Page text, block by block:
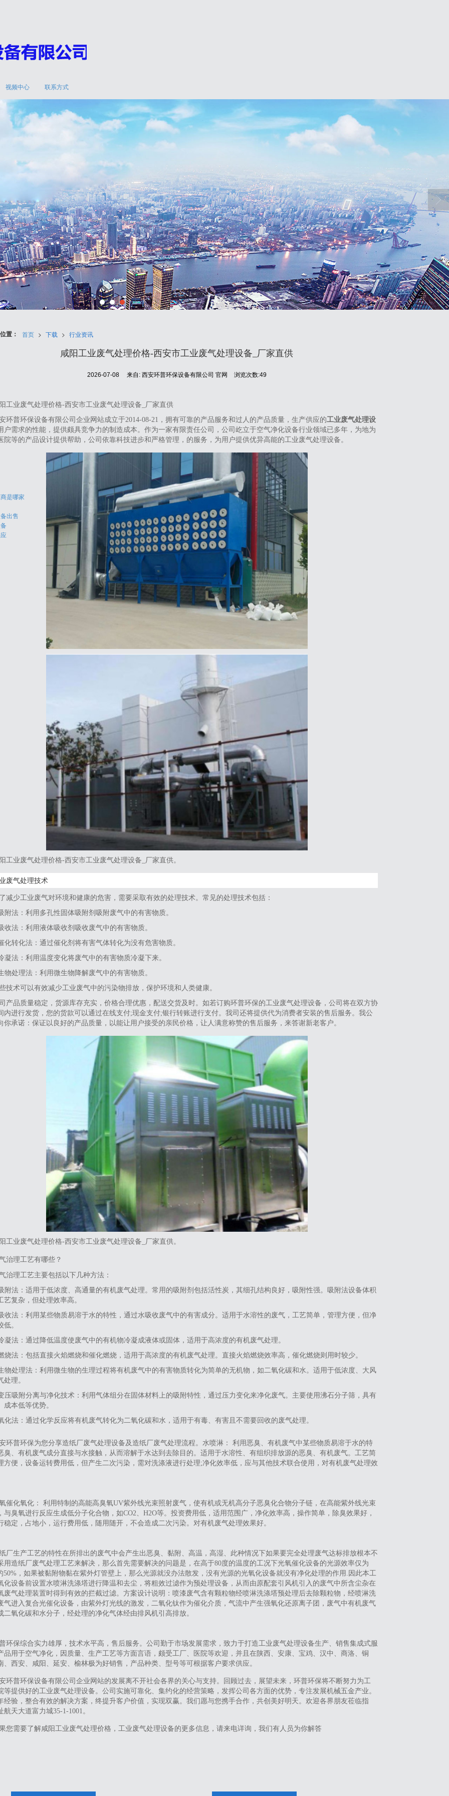
视频中心 联系方式
置： 首页 > 下载 > 行业资讯
咸阳工业废气处理价格-西安市工业废气处理设备_厂家直供
2026-07-08 来自: 西安环普环保设备有限公司 官网 浏览次数:49
工业废气处理价格-西安市工业废气处理设备_厂家直供
环普环保设备有限公司企业网站成立于2014-08-21，拥有可靠的产品服务和过人的产品质量，生产供应的工业废气处理设
户需求的性能，提供颇具竞争力的制造成本。作为一家有限责任公司，公司屹立于空气净化设备行业领域已多年，为地为
院等的产品设计提供帮助，公司依靠科技进步和严格管理，的服务，为用户提供优异高能的工业废气处理设备。
工业废气处理价格-西安市工业废气处理设备_厂家直供。
废气处理技术
减少工业废气对环境和健康的危害，需要采取有效的处理技术。常见的处理技术包括：
附法‌：利用多孔性固体吸附剂吸附废气中的有害物质。
收法‌：利用液体吸收剂吸收废气中的有害物质。
化转化法‌：通过催化剂将有害气体转化为没有危害物质。
凝法‌：利用温度变化将废气中的有害物质冷凝下来。
物处理法‌：利用微生物降解废气中的有害物质。
技术可以有效减少工业废气中的污染物排放，保护环境和人类健康‌。
产品质量稳定，货源库存充实，价格合理优惠，配送交货及时。如若订购环普环保的工业废气处理设备，公司将在双方协
内进行发货，您的货款可以通过在线支付;现金支付;银行转账进行支付。我司还将提供代为消费者安装的售后服务。我公
你承诺：保证以良好的产品质量，以能让用户接受的亲民价格，让人满意称赞的售后服务，来答谢新老客户。
工业废气处理价格-西安市工业废气处理设备_厂家直供。
治理工艺有哪些？
治理工艺主要包括以下几种方法‌：‌
附法‌：适用于低浓度、高通量的有机废气处理。常用的吸附剂包括活性炭，其细孔结构良好，吸附性强。吸附法设备体积
艺复杂，但处理效率高。
收法‌：利用某些物质易溶于水的特性，通过水吸收废气中的有害成分。适用于水溶性的废气，工艺简单，管理方便，但净
低。
凝法‌：通过降低温度使废气中的有机物冷凝成液体或固体，适用于高浓度的有机废气处理。
烧法‌：包括直接火焰燃烧和催化燃烧，适用于高浓度的有机废气处理。直接火焰燃烧效率高，催化燃烧则用时较少。
物处理法‌：利用微生物的生理过程将有机废气中的有害物质转化为简单的无机物，如二氧化碳和水。适用于低浓度、大风
处理。
压吸附分离与净化技术‌：利用气体组分在固体材料上的吸附特性，通过压力变化来净化废气。主要使用沸石分子筛，具有
成本低等优势。
化法‌：通过化学反应将有机废气转化为二氧化碳和水，适用于有毒、有害且不需要回收的废气处理。
环普环保为您分享造纸厂废气处理设备及造纸厂废气处理流程。水喷淋： 利用恶臭、有机废气中某些物质易溶于水的特
臭、有机废气成分直接与水接触，从而溶解于水达到去除目的。适用于水溶性、有组织排放源的恶臭、有机废气。工艺简
方便，设备运转费用低，但产生二次污染，需对洗涤液进行处理;净化效率低，应与其他技术联合使用，对有机废气处理效
催化氧化： 利用特制的高能高臭氧UV紫外线光束照射废气，使有机或无机高分子恶臭化合物分子链，在高能紫外线光束
与臭氧进行反应生成低分子化合物，如CO2、H2O等。投资费用低，适用范围广，净化效率高，操作简单，除臭效果好，
稳定，占地小，运行费用低，随用随开，不会造成二次污染。对有机废气处理效果好。
厂生产工艺的特性在所排出的废气中会产生出恶臭、黏附、高温，高湿、此种情况下如果要完全处理废气达标排放根本不
用造纸厂废气处理工艺来解决，那么首先需要解决的问题是，在高于80度的温度的工况下光氧催化设备的光源效率仅为
50%，如果被黏附物黏在紫外灯管壁上，那么光源就没办法散发，没有光源的光氧化设备就没有净化处理的作用.因此本工
化设备前设置水喷淋洗涤塔进行降温和去尘，将粗效过滤作为预处理设备，从而由原配套引风机引入的废气中所含尘杂在
废气处理装置时得到有效的拦截过滤。方案设计说明：喷漆废气含有颗粒物经喷淋洗涤塔预处理后去除颗粒物，经喷淋洗
气进入复合光催化设备，由紫外灯光线的激发，二氧化钛作为催化介质，气流中产生强氧化还原离子团，废气中有机废气
二氧化碳和水分子，经处理的净化气体经由排风机引高排放。
环保综合实力雄厚，技术水平高，售后服务。公司勤于市场发展需求，致力于打造工业废气处理设备生产、销售集成式服
品用于空气净化，因质量、生产工艺等方面言语，颇受工厂、医院等欢迎，并且在陕西、安康、宝鸡、汉中、商洛、铜
、西安、咸阳、延安、榆林极为好销售，产品种类、型号等可根据客户要求供应。
环普环保设备有限公司企业网站的发展离不开社会各界的关心与支持。回顾过去，展望未来，环普环保将不断努力为工
等提供好的工业废气处理设备。公司实施可靠化、集约化的经营策略，发挥公司各方面的优势，专注发展机械五金产业。
经验，整合有效的解决方案，终提升客户价值，实现双赢。我们愿与您携手合作，共创美好明天。欢迎各界朋友莅临指
航天大道富力城35-1-1001。
您需要了解咸阳工业废气处理价格，工业废气处理设备的更多信息，请来电详询，我们有人员为你解答
是哪家
出售